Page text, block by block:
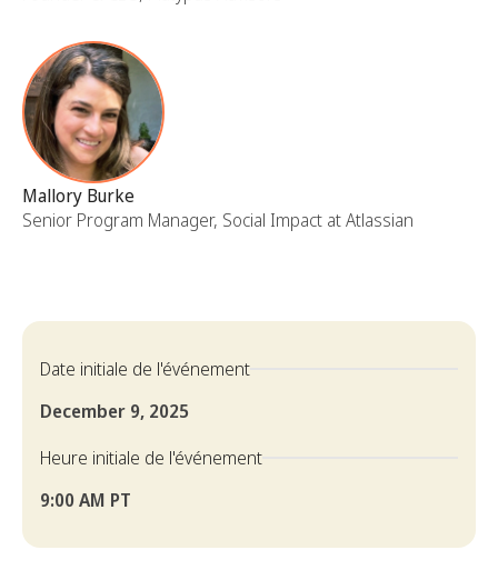
Mallory Burke
Senior Program Manager, Social Impact at Atlassian
Date initiale de l'événement
December 9, 2025
Heure initiale de l'événement
9:00 AM PT